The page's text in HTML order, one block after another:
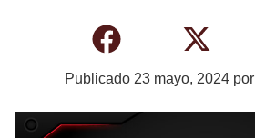
Publicado 23 mayo, 2024 por